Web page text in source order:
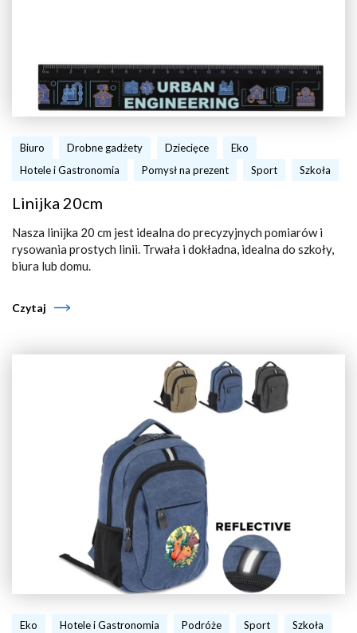
Biuro Drobne gadżety Dziecięce
Eko
Hotele i Gastronomia
Pomysł na prezent Sport Szkoła
Linijka 20cm
Nasza linijka 20 cm jest idealna do precyzyjnych pomiarów i
rysowania prostych linii. Trwała i dokładna, idealna do szkoły,
biura lub domu.
Czytaj
Eko Hotele i Gastronomia Podróże Sport
Szkoła